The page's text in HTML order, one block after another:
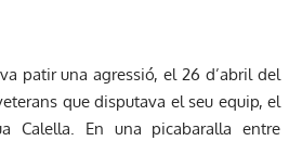
patir una agressió, el 26 d’abril del
que disputava el seu equip, el
Calella. En una picabaralla entre